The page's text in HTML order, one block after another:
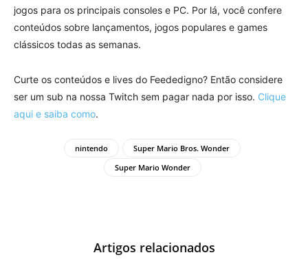
jogos para os principais consoles e PC. Por lá, você confere
conteúdos sobre lançamentos, jogos populares e games
clássicos todas as semanas.
Curte os conteúdos e lives do Feededigno? Então considere
ser um sub na nossa Twitch sem pagar nada por isso. Clique
aqui e saiba como.
nintendo
Super Mario Bros. Wonder
Super Mario Wonder
Artigos relacionados